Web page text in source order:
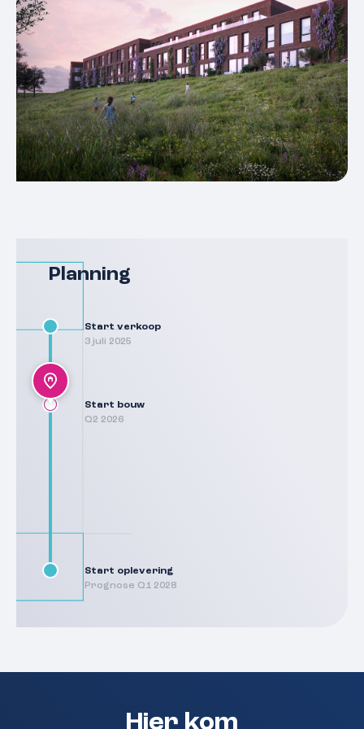
Planning
Start verkoop
3 juli 2025
Start bouw
Q2 2026
Start oplevering
Prognose Q1 2028
Hier kom